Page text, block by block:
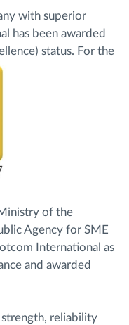
besoins
with superior
has been awarded
status. For the
of the
Agency for SME
International as
and awarded
strength, reliability